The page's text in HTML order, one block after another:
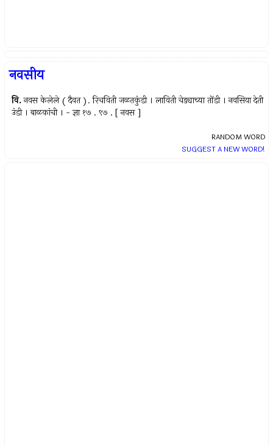
नवसीय
वि. नवस केलेले ( दैवत ). रिचविती जळतकुंडी । लाविती चेड्याच्या तोंडी । नवसिया देती
उंडी । बाळकांची । - ज्ञा १७ . ९७ . [ नवस ]
RANDOM WORD
SUGGEST A NEW WORD!